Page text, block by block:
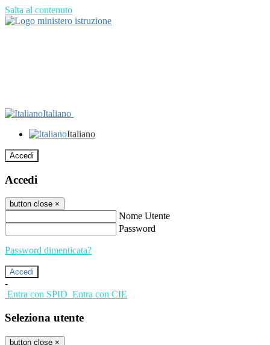
Salta al contenuto
Italiano
Italiano
Accedi
Accedi
button close ×
Nome Utente
Password
Password dimenticata?
-
Entra con SPID Entra con CIE
Seleziona utente
button close ×